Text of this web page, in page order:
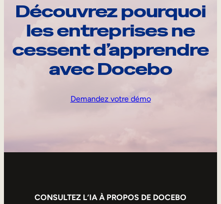
Découvrez pourquoi
les entreprises ne
cessent d’apprendre
avec Docebo
Demandez votre démo
CONSULTEZ L’IA À PROPOS DE DOCEBO